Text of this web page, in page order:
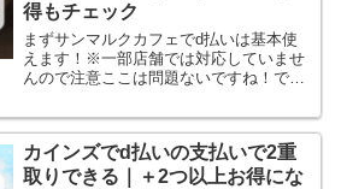
得もチェック
まずサンマルクカフェでd払いは基本使
えます！※一部店舗では対応していませ
んので注意ここは問題ないですね！では
されていますでしょうか？うまく利用す
ればサンマルクカフェでかなりお得にな
ります！サンマルクカフェ...
カインズでd払いの支払いで2重
取りできる｜＋2つ以上お得にな